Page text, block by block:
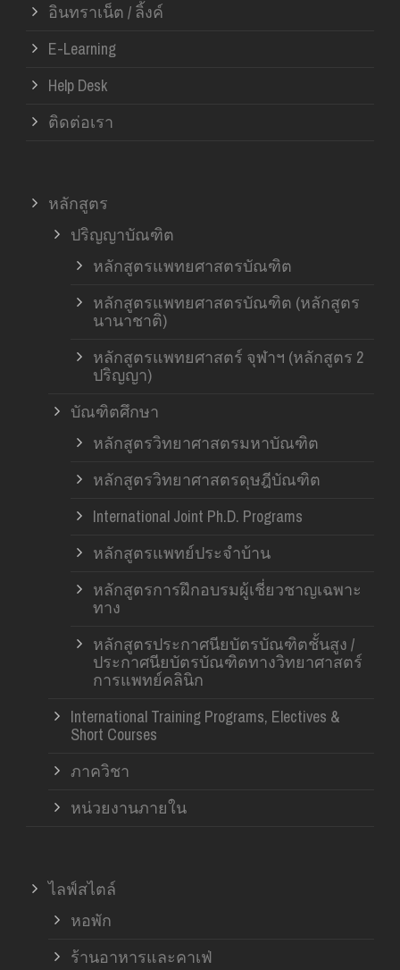
อินทราเน็ต / ลิ้งค์
E-Learning
Help Desk
ติดต่อเรา
หลักสูตร
ปริญญาบัณฑิต
หลักสูตรแพทยศาสตรบัณฑิต
หลักสูตรแพทยศาสตรบัณฑิต (หลักสูตร
นานาชาติ)
หลักสูตรแพทยศาสตร์ จุฬาฯ (หลักสูตร 2
ปริญญา)
บัณฑิตศึกษา
หลักสูตรวิทยาศาสตรมหาบัณฑิต
หลักสูตรวิทยาศาสตรดุษฎีบัณฑิต
International Joint Ph.D. Programs
หลักสูตรแพทย์ประจำบ้าน
หลักสูตรการฝึกอบรมผู้เชี่ยวชาญเฉพาะ
ทาง
หลักสูตรประกาศนียบัตรบัณฑิตชั้นสูง /
ประกาศนียบัตรบัณฑิตทางวิทยาศาสตร์
การแพทย์คลินิก
International Training Programs, Electives &
Short Courses
ภาควิชา
หน่วยงานภายใน
ไลฟ์สไตล์
หอพัก
ร้านอาหารและคาเฟ่